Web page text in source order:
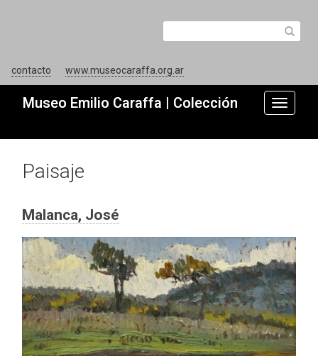
contacto www.museocaraffa.org.ar
Toggle
Museo Emilio Caraffa | Colección
Paisaje
Malanca, José